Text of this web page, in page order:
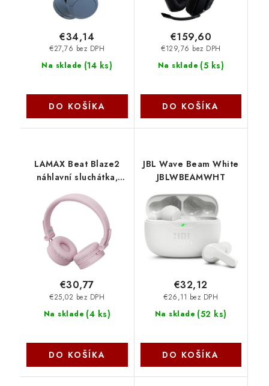
Na sklade (14 ks)
€27,76 bez DPH
€34,14
DO KOŠÍKA
Na sklade (5 ks)
€129,76 bez DPH
€159,60
DO KOŠÍKA
LAMAX Beat Blaze2
náhlavní sluchátka,
USB-C - růžová
LXOHMBLZ2CNPA
Na sklade (4 ks)
€25,02 bez DPH
€30,77
DO KOŠÍKA
JBL Wave Beam White
JBLWBEAMWHT
Na sklade (52 ks)
€26,11 bez DPH
€32,12
DO KOŠÍKA